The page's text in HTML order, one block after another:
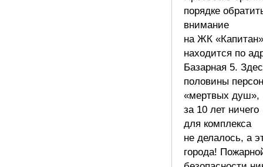
порядке
внимание
на ЖК
находится по
Базарная 5.
половины
«мертвых душ»,
за 10 лет ничего
для комплекса
не делалось, а
города!